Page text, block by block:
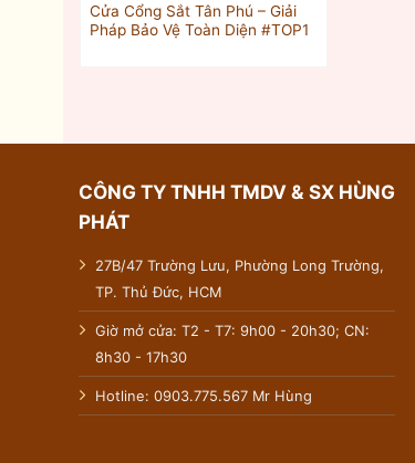
Cửa Cổng Sắt Tân Phú – Giải
Pháp Bảo Vệ Toàn Diện #TOP1
CÔNG TY TNHH TMDV & SX HÙNG
PHÁT
27B/47 Trường Lưu, Phường Long Trường,
TP. Thủ Đức, HCM
Giờ mở cửa: T2 - T7: 9h00 - 20h30; CN:
8h30 - 17h30
Hotline: 0903.775.567 Mr Hùng